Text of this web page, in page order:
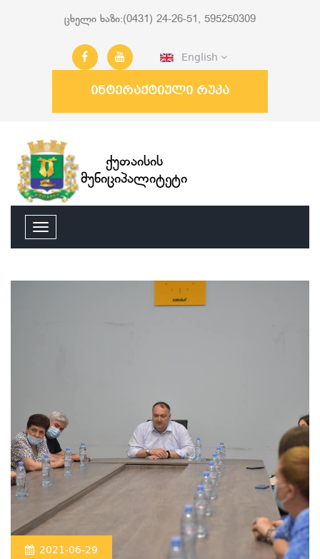
ცხელი ხაზი:(0431) 24-26-51, 595250309
English
ინტერაქტიული რუკა
ქუთაისის
მუნიციპალიტეტი
2021-06-29